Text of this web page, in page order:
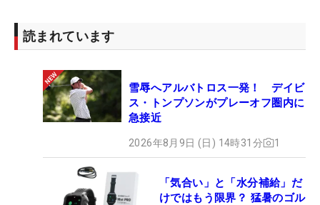
読まれています
雪辱へアルバトロス一発！ デイビ
ス・トンプソンがプレーオフ圏内に
急接近
2026年8月9日 (日) 14時31分 1
「気合い」と「水分補給」だ
けではもう限界？ 猛暑のゴル